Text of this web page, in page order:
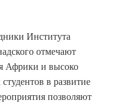
Института
отмечают
Африки и высоко
в развитие
позволяют